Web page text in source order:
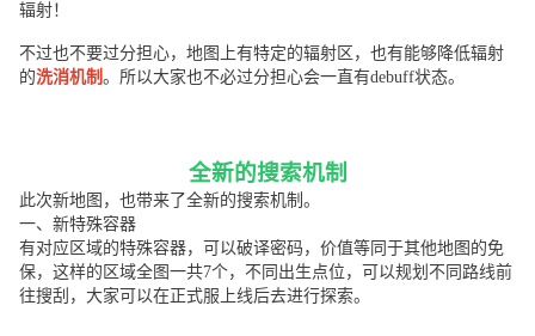
辐射！
不过也不要过分担心，地图上有特定的辐射区，也有能够降低辐射
的洗消机制 。所以大家也不必过分担心会一直有debuff状态。
全新的搜索机制
此次新地图，也带来了全新的搜索机制。
一、新特殊容器
有对应区域的特殊容器，可以破译密码，价值等同于其他地图的免
保，这样的区域全图一共7个，不同出生点位，可以规划不同路线前
往搜刮，大家可以在正式服上线后去进行探索。